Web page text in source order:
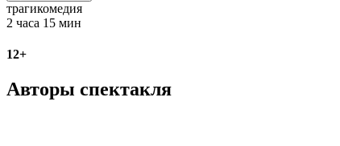
трагикомедия
2 часа 15 мин
12+
Авторы спектакля